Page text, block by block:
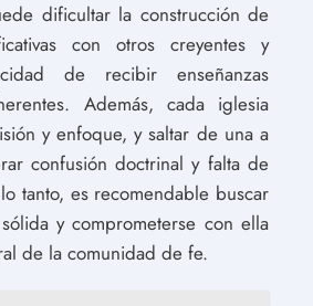
dificultar la construcción de
con otros creyentes y
de recibir enseñanzas
Además, cada iglesia
y enfoque, y saltar de una a
confusión doctrinal y falta de
tanto, es recomendable buscar
y comprometerse con ella
de la comunidad de fe.